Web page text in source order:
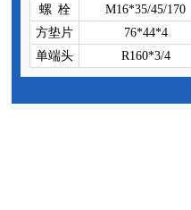
螺 栓
M16*35/45/170
方垫片
76*44*4
单端头
R160*3/4